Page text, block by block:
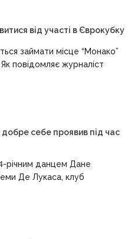
від участі в Єврокубку
займати місце “Монако”
повідомляє журналіст
добре себе проявив під час
річним данцем Дане
Де Лукаса, клуб